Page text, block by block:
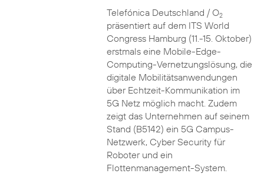
Telefónica Deutschland / O2
präsentiert auf dem ITS World
Congress Hamburg (11.-15. Oktober)
erstmals eine Mobile-Edge-
Computing-Vernetzungslösung, die
digitale Mobilitätsanwendungen
über Echtzeit-Kommunikation im
5G Netz möglich macht. Zudem
zeigt das Unternehmen auf seinem
Stand (B5142) ein 5G Campus-
Netzwerk, Cyber Security für
Roboter und ein
Flottenmanagement-System.